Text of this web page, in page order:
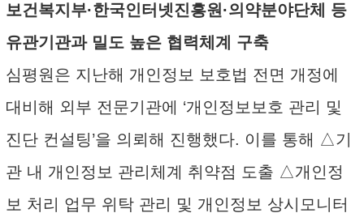
보건복지부·한국인터넷진흥원·의약분야단체 등
유관기관과 밀도 높은 협력체계 구축
심평원은 지난해 개인정보 보호법 전면 개정에
대비해 외부 전문기관에 ‘개인정보보호 관리 및
진단 컨설팅’을 의뢰해 진행했다. 이를 통해 △기
관 내 개인정보 관리체계 취약점 도출 △개인정
보 처리 업무 위탁 관리 및 개인정보 상시모니터